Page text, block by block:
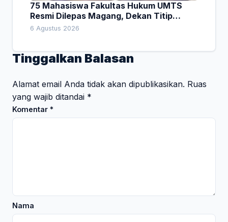
75 Mahasiswa Fakultas Hukum UMTS
Resmi Dilepas Magang, Dekan Titip
Empat Pesan Penting
6 Agustus 2026
Tinggalkan Balasan
Alamat email Anda tidak akan dipublikasikan. Ruas
yang wajib ditandai *
Komentar *
Nama